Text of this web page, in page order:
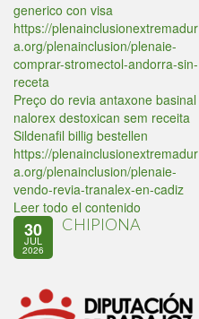
generico con visa
https://plenainclusionextremadur
a.org/plenainclusion/plenaie-
comprar-stromectol-andorra-sin-
receta
Preço do revia antaxone basinal
nalorex destoxican sem receita
Sildenafil billig bestellen
https://plenainclusionextremadur
a.org/plenainclusion/plenaie-
vendo-revia-tranalex-en-cadiz
Leer todo el contenido
30
JUL
2026
CHIPIONA